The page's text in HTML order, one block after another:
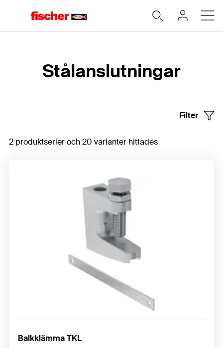
Stålanslutningar
Filter
2 produktserier och 20 varianter hittades
Balkklämma TKL